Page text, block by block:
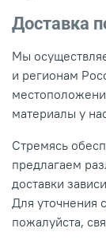
Доставка
Мы
и регионам
материалы у
Стремясь
предлагаем
доставки
Для уточнения
пожалуйста,